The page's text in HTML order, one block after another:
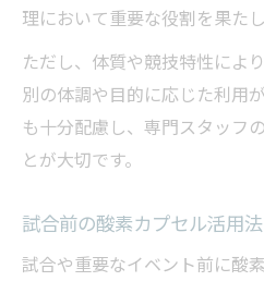
理において重要な役割を果た
ただし、体質や競技特性によ
別の体調や目的に応じた利用
も十分配慮し、専門スタッフ
とが大切です。
試合前の酸素カプセル活用
試合や重要なイベント前に酸